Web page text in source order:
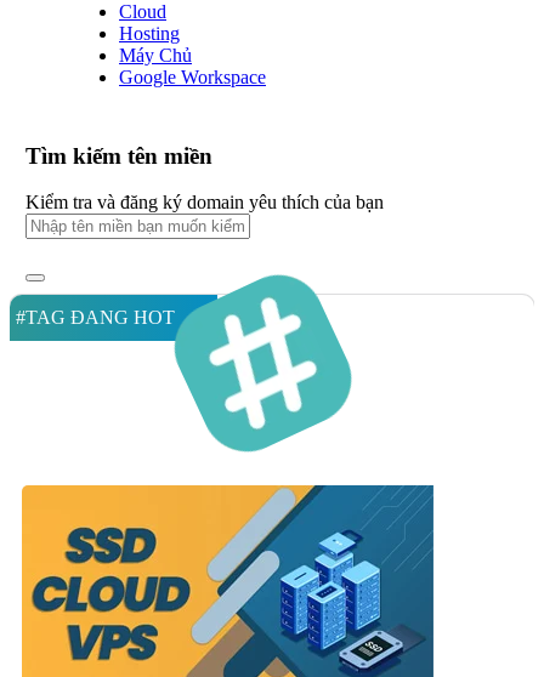
Cloud
Hosting
Máy Chủ
Google Workspace
Tìm kiếm tên miền
Kiểm tra và đăng ký domain yêu thích của bạn
#TAG ĐANG HOT